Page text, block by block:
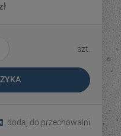
szt.
dodaj do przechowalni